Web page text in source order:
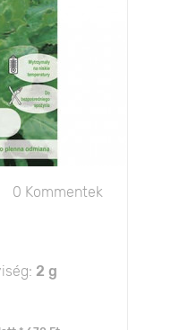
0 Kommentek
2 g